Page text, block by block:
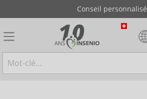
Conseil personnalisé